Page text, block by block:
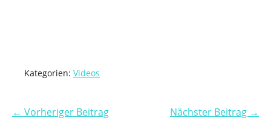
Kategorien: Videos
← Vorheriger Beitrag Nächster Beitrag →